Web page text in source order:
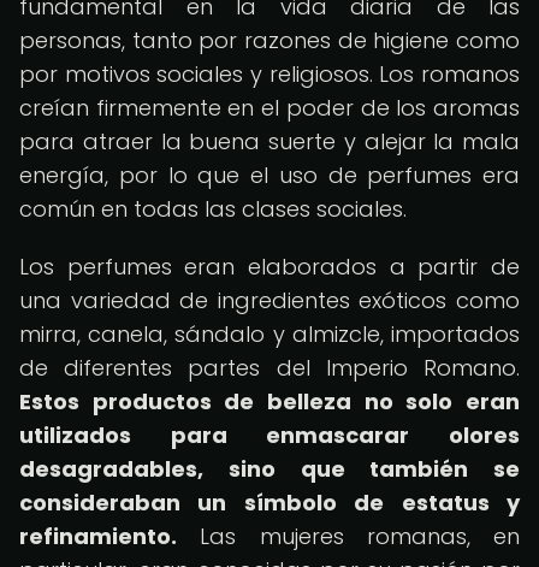
fundamental en la vida diaria de las
personas, tanto por razones de higiene como
por motivos sociales y religiosos. Los romanos
creían firmemente en el poder de los aromas
para atraer la buena suerte y alejar la mala
energía, por lo que el uso de perfumes era
común en todas las clases sociales.
Los perfumes eran elaborados a partir de
una variedad de ingredientes exóticos como
mirra, canela, sándalo y almizcle, importados
de diferentes partes del Imperio Romano.
Estos productos de belleza no solo eran
utilizados para enmascarar olores
desagradables, sino que también se
consideraban un símbolo de estatus y
refinamiento. Las mujeres romanas, en